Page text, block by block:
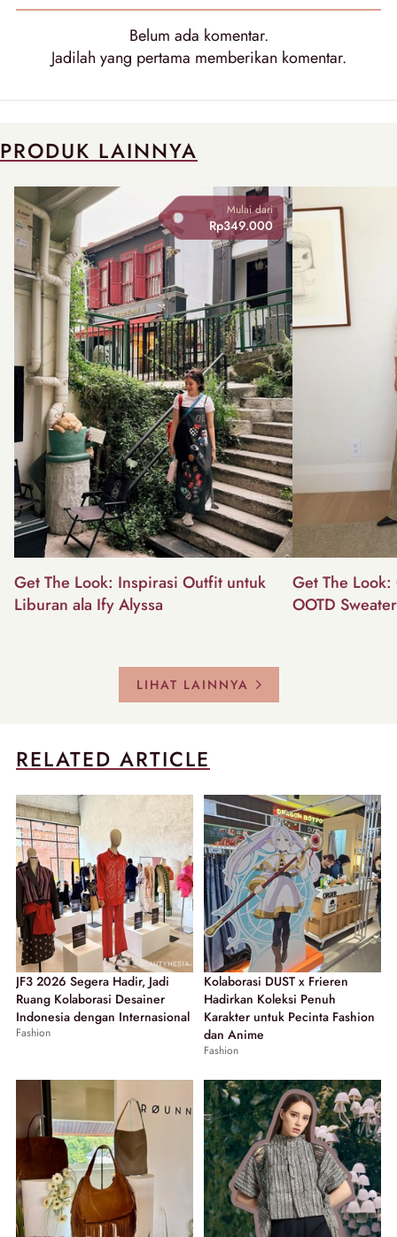
Belum ada komentar.
Jadilah yang pertama memberikan komentar.
PRODUK LAINNYA
Mulai dari
Rp349.000
Get The Look: Inspirasi Outfit untuk
Liburan ala Ify Alyssa
Get The
OOTD
LIHAT LAINNYA
RELATED ARTICLE
JF3 2026 Segera Hadir, Jadi
Ruang Kolaborasi Desainer
Indonesia dengan Internasional
Fashion
Kolaborasi DUST x Frieren
Hadirkan Koleksi Penuh
Karakter untuk Pecinta Fashion
dan Anime
Fashion